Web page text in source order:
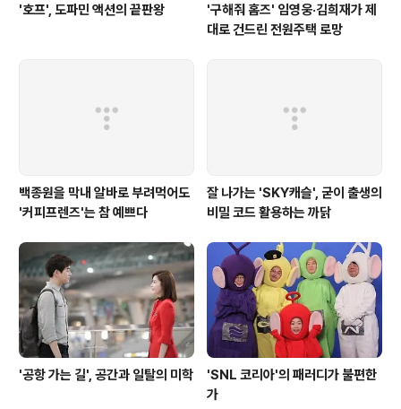
'호프', 도파민 액션의 끝판왕
'구해줘 홈즈' 임영웅·김희재가 제
대로 건드린 전원주택 로망
백종원을 막내 알바로 부려먹어도
'커피프렌즈'는 참 예쁘다
잘 나가는 'SKY캐슬', 굳이 출생의
비밀 코드 활용하는 까닭
'공항 가는 길', 공간과 일탈의 미학
'SNL 코리아'의 패러디가 불편한
가